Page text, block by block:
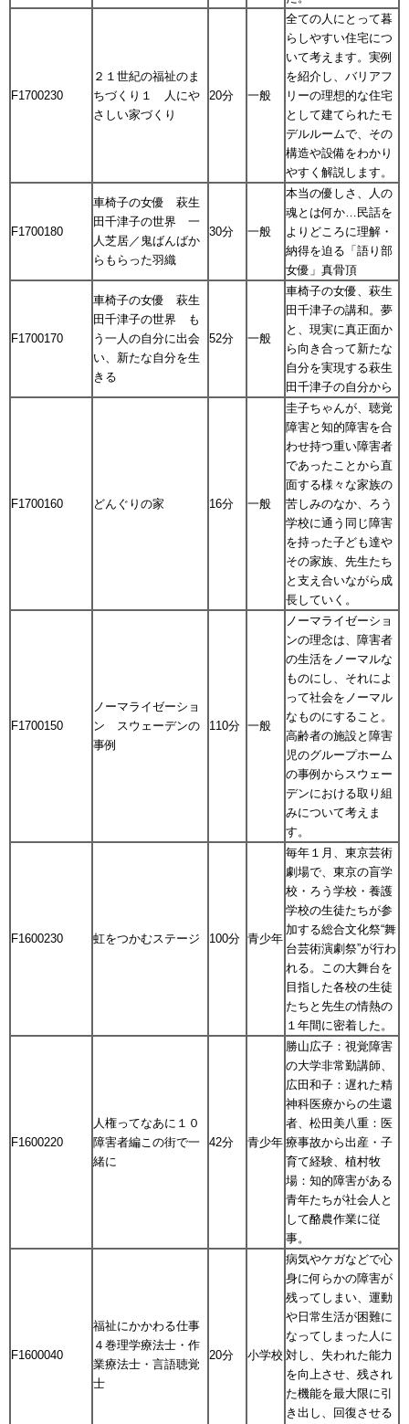
F1700230
２１世紀の福祉のま
ちづくり１ 人にや
さしい家づくり
20分 一般
全ての人にとって暮
らしやすい住宅につ
いて考えます。実例
を紹介し、バリアフ
リーの理想的な住宅
として建てられたモ
デルルームで、その
構造や設備をわかり
やすく解説します。
F1700180
車椅子の女優 萩生
田千津子の世界 一
人芝居／鬼ばんばか
らもらった羽織
30分 一般
本当の優しさ、人の
魂とは何か…民話を
よりどころに理解・
納得を迫る「語り部
女優」真骨頂
F1700170
車椅子の女優 萩生
田千津子の世界 も
う一人の自分に出会
い、新たな自分を生
きる
52分 一般
車椅子の女優、萩生
田千津子の講和。夢
と、現実に真正面か
ら向き合って新たな
自分を実現する萩生
田千津子の自分から
F1700160 どんぐりの家 16分 一般
圭子ちゃんが、聴覚
障害と知的障害を合
わせ持つ重い障害者
であったことから直
面する様々な家族の
苦しみのなか、ろう
学校に通う同じ障害
を持った子ども達や
その家族、先生たち
と支え合いながら成
長していく。
F1700150
ノーマライゼーショ
ン スウェーデンの
事例
110分 一般
ノーマライゼーショ
ンの理念は、障害者
の生活をノーマルな
ものにし、それによ
って社会をノーマル
なものにすること。
高齢者の施設と障害
児のグループホーム
の事例からスウェー
デンにおける取り組
みについて考えま
す。
F1600230 虹をつかむステージ 100分 青少年
毎年１月、東京芸術
劇場で、東京の盲学
校・ろう学校・養護
学校の生徒たちが参
加する総合文化祭“舞
台芸術演劇祭”が行わ
れる。この大舞台を
目指した各校の生徒
たちと先生の情熱の
１年間に密着した。
F1600220
人権ってなあに１０
障害者編この街で一
緒に
42分 青少年
勝山広子：視覚障害
の大学非常勤講師、
広田和子：遅れた精
神科医療からの生還
者、松田美八重：医
療事故から出産・子
育て経験、植村牧
場：知的障害がある
青年たちが社会人と
して酪農作業に従
事。
F1600040
福祉にかかわる仕事
４巻理学療法士・作
業療法士・言語聴覚
士
20分 小学校
病気やケガなどで心
身に何らかの障害が
残ってしまい、運動
や日常生活が困難に
なってしまった人に
対し、失われた能力
を向上させ、残され
た機能を最大限に引
き出し、回復させる